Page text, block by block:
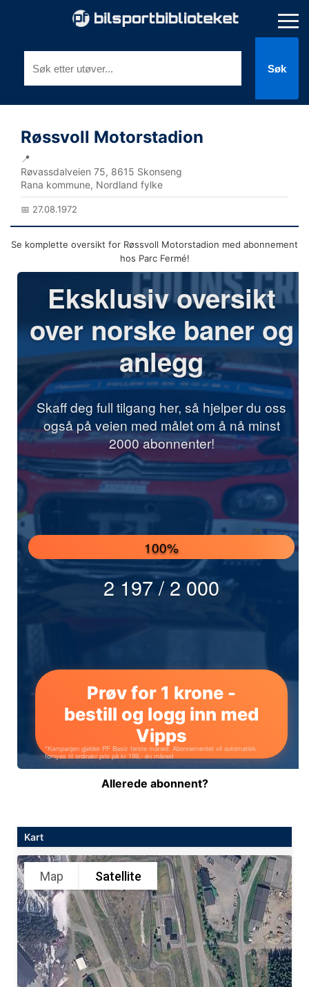
Søk
Røssvoll Motorstadion
📍
Røvassdalveien 75, 8615 Skonseng
Rana kommune, Nordland fylke
📅 27.08.1972
Se komplette oversikt for Røssvoll Motorstadion med abonnement
hos Parc Fermé!
Allerede abonnent?
Kart
Map Satellite